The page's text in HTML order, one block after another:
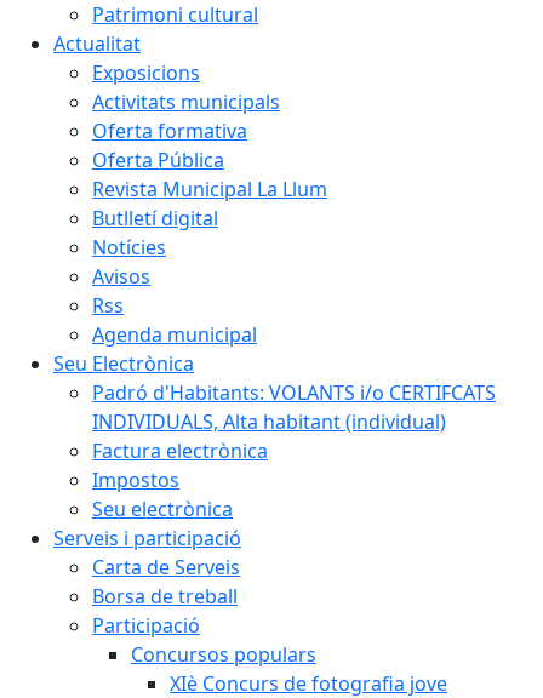
Patrimoni cultural
Actualitat
Exposicions
Activitats municipals
Oferta formativa
Oferta Pública
Revista Municipal La Llum
Butlletí digital
Notícies
Avisos
Rss
Agenda municipal
Seu Electrònica
Padró d'Habitants: VOLANTS i/o CERTIFCATS
INDIVIDUALS, Alta habitant (individual)
Factura electrònica
Impostos
Seu electrònica
Serveis i participació
Carta de Serveis
Borsa de treball
Participació
Concursos populars
XIè Concurs de fotografia jove